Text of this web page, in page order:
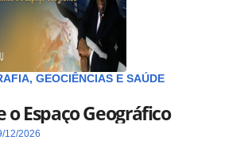
GEOCIÊNCIAS E SAÚDE
o Espaço Geográfico
12/2026